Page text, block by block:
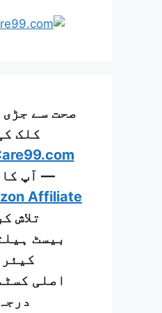
صحت سے
کلک
— آپ کا
Affiliate
تلاش
بیسٹ
اصلی